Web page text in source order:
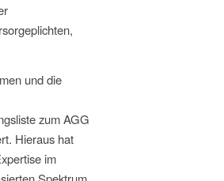
und die
zum AGG
Hieraus hat
im